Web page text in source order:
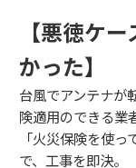
【悪徳ケ
かった】
台風でアンテナが
険適用のできる業
「火災保険を使っ
で、工事を即決。